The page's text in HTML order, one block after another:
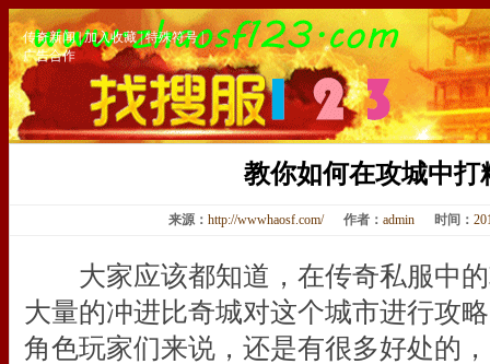
传奇新闻|加入收藏|特殊符号|
广告合作
教你如何在攻城中打
来源： http://wwwhaosf.com/ 作者： admin 时间：
大家应该都知道，在传奇私服中的
大量的冲进比奇城对这个城市进行攻
角色玩家们来说，还是有很多好处的